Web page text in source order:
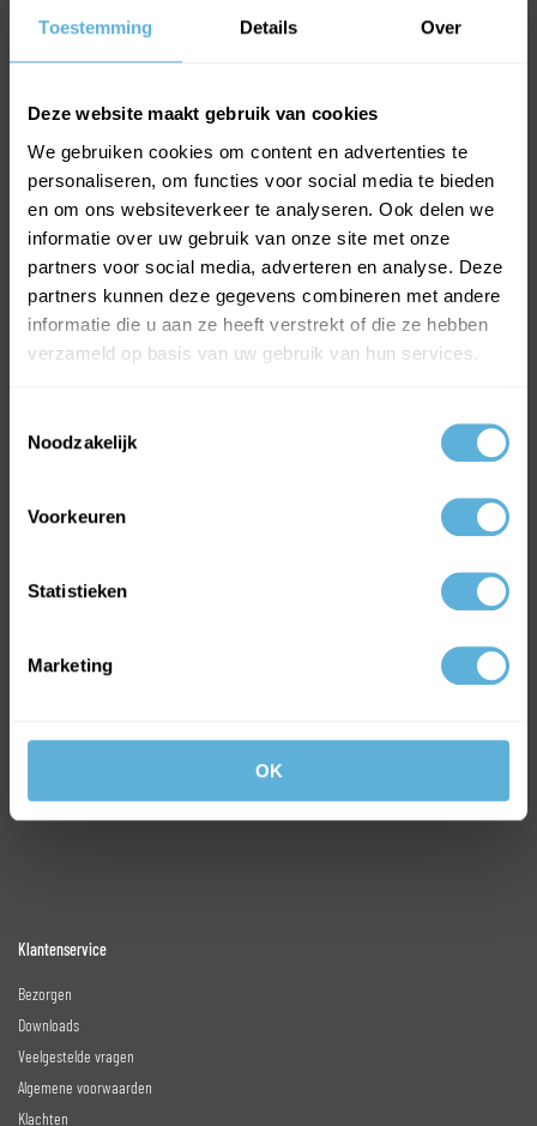
Toestemming Details Over
Deze website maakt gebruik van cookies
We gebruiken cookies om content en advertenties te
personaliseren, om functies voor social media te bieden
en om ons websiteverkeer te analyseren. Ook delen we
informatie over uw gebruik van onze site met onze
partners voor social media, adverteren en analyse. Deze
partners kunnen deze gegevens combineren met andere
informatie die u aan ze heeft verstrekt of die ze hebben
verzameld op basis van uw gebruik van hun services.
Noodzakelijk
Voorkeuren
Statistieken
Marketing
OK
BEL +31318763900
INFO@GLASKONING.BE
Meest verkochte glas
HR++ isolatieglas
Volg ons op:
Instagram
Inbraakwerend glas
Klantenservice
Bezorgen
Downloads
Veelgestelde vragen
Algemene voorwaarden
Klachten